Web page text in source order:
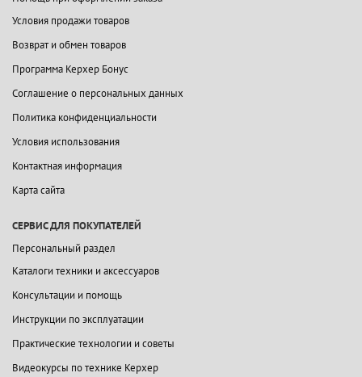
Условия продажи товаров
Возврат и обмен товаров
Программа Керхер Бонус
Соглашение о персональных данных
Политика конфиденциальности
Условия использования
Контактная информация
Карта сайта
СЕРВИС ДЛЯ ПОКУПАТЕЛЕЙ
Персональный раздел
Каталоги техники и аксессуаров
Консультации и помощь
Инструкции по эксплуатации
Практические технологии и советы
Видеокурсы по технике Керхер